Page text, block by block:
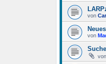
von
von
von